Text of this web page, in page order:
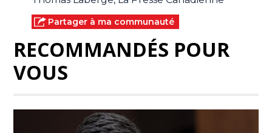
Partager à ma communauté
RECOMMANDÉS POUR
VOUS